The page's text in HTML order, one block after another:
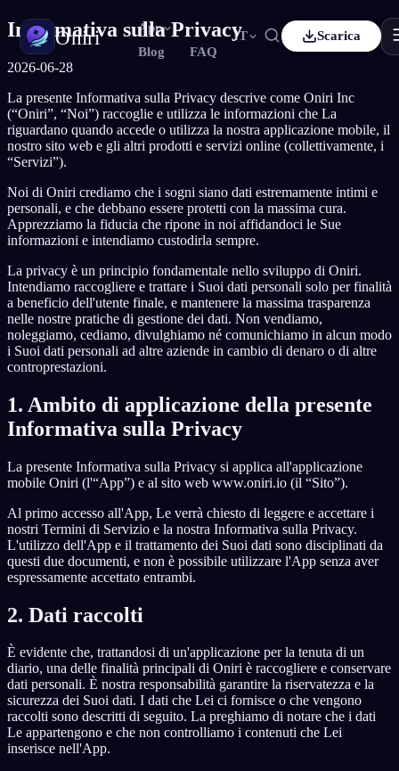
Oniri
App
Blog
FAQ
IT
Français Español
DE Deutsch CS Čeština
TR Türkçe IT Italiano
KO 한국어 ID Bahasa Indonesia
NL Nederlands SV Svenska
Scarica
Diario dei sogni
Cattura i tuoi sogni nei dettagli
Significato dei sogni
Decodifica il significato dei tuoi sogni
IT
EN English FR Français ES Español
PT Português DE Deutsch CS Čeština
RU Русский TR Türkçe IT Italiano
JA 日本語 KO 한국어
PL Polski NL
NO Norsk FI Suomi
Informativa sulla Privacy
2026-06-28
La presente Informativa sulla Privacy descrive come Oniri Inc
(“Oniri”, “Noi”) raccoglie e utilizza le informazioni che La
riguardano quando accede o utilizza la nostra applicazione mobile, il
nostro sito web e gli altri prodotti e servizi online (collettivamente, i
“Servizi”).
Noi di Oniri crediamo che i sogni siano dati estremamente intimi e
personali, e che debbano essere protetti con la massima cura.
Apprezziamo la fiducia che ripone in noi affidandoci le Sue
informazioni e intendiamo custodirla sempre.
La privacy è un principio fondamentale nello sviluppo di Oniri.
Intendiamo raccogliere e trattare i Suoi dati personali solo per finalità
a beneficio dell'utente finale, e mantenere la massima trasparenza
nelle nostre pratiche di gestione dei dati. Non vendiamo,
noleggiamo, cediamo, divulghiamo né comunichiamo in alcun modo
i Suoi dati personali ad altre aziende in cambio di denaro o di altre
controprestazioni.
1. Ambito di applicazione della presente
Informativa sulla Privacy
La presente Informativa sulla Privacy si applica all'applicazione
mobile Oniri (l'“App”) e al sito web www.oniri.io (il “Sito”).
Al primo accesso all'App, Le verrà chiesto di leggere e accettare i
nostri Termini di Servizio e la nostra Informativa sulla Privacy.
L'utilizzo dell'App e il trattamento dei Suoi dati sono disciplinati da
questi due documenti, e non è possibile utilizzare l'App senza aver
espressamente accettato entrambi.
2. Dati raccolti
È evidente che, trattandosi di un'applicazione per la tenuta di un
diario, una delle finalità principali di Oniri è raccogliere e conservare
dati personali. È nostra responsabilità garantire la riservatezza e la
sicurezza dei Suoi dati. I dati che Lei ci fornisce o che vengono
raccolti sono descritti di seguito. La preghiamo di notare che i dati
Le appartengono e che non controlliamo i contenuti che Lei
inserisce nell'App.